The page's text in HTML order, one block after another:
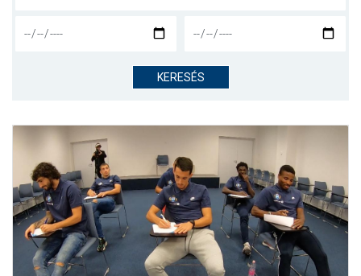
NYITÓLAP
CSAPATOK
GALÉRIA
SZURKOLÓI ÉLMÉNYEK
AKKREDITÁCIÓ
KERESÉS